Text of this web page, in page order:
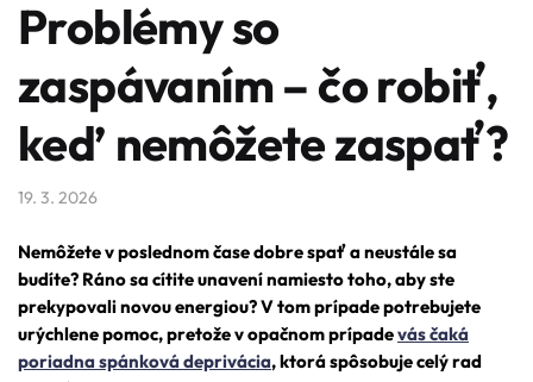
Problémy so
zaspávaním – čo robiť,
keď nemôžete zaspať?
19. 3. 2026
Nemôžete v poslednom čase dobre spať a neustále sa
budíte? Ráno sa cítite unavení namiesto toho, aby ste
prekypovali novou energiou? V tom prípade potrebujete
urýchlene pomoc, pretože v opačnom prípadevás čaká
poriadna spánková deprivácia, ktorá spôsobuje celý rad